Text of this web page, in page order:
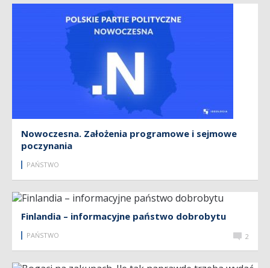
Nowoczesna. Założenia programowe i sejmowe
poczynania
PAŃSTWO
Finlandia – informacyjne państwo dobrobytu
PAŃSTWO 2